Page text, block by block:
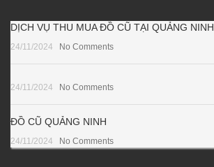
DỊCH VỤ THU MUA ĐỒ CŨ TẠI QUẢNG NINH
24/11/2024 No Comments
24/11/2024 No Comments
ĐỒ CŨ QUẢNG NINH
24/11/2024 No Comments